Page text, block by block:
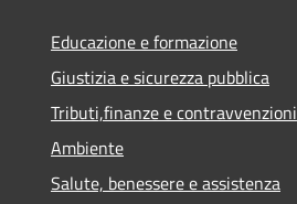
Educazione e formazione
Giustizia e sicurezza pubblica
Tributi,finanze e contravvenzioni
Ambiente
Salute, benessere e assistenza